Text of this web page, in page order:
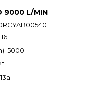
9000 L/MIN
5000